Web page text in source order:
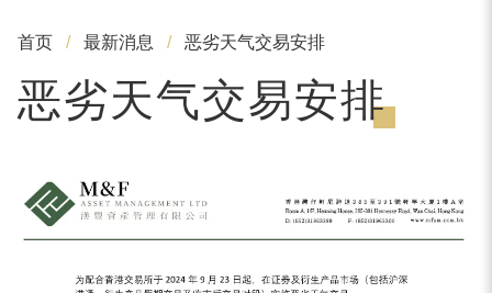
首页 最新消息 恶劣天气交易安排
恶劣天气交易安排